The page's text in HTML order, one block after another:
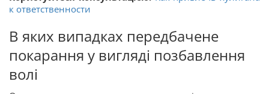
к ответственности
В яких випадках передбачене
покарання у вигляді позбавлення
волі